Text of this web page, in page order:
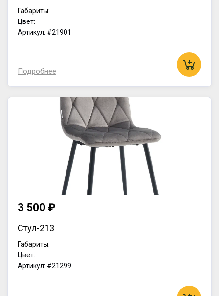
Габариты:
Цвет:
Артикул: #21901
Подробнее
3 500 ₽
Стул-213
Габариты:
Цвет:
Артикул: #21299